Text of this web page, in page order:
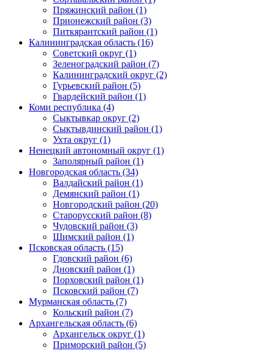
Пряжинский район (1)
Прионежский район (3)
Питкярантский район (1)
Калининградская область (16)
Советский округ (1)
Зеленоградский район (7)
Калининградский округ (2)
Гурьевский район (5)
Гвардейский район (1)
Коми республика (4)
Сыктывкар округ (2)
Сыктывдинский район (1)
Ухта округ (1)
Ненецкий автономный округ (1)
Заполярный район (1)
Новгородская область (34)
Валдайский район (1)
Демянский район (1)
Новгородский район (20)
Старорусский район (8)
Чудовский район (3)
Шимский район (1)
Псковская область (15)
Гдовский район (6)
Дновский район (1)
Порховский район (1)
Псковский район (7)
Мурманская область (7)
Кольский район (7)
Архангельская область (6)
Архангельск округ (1)
Приморский район (5)